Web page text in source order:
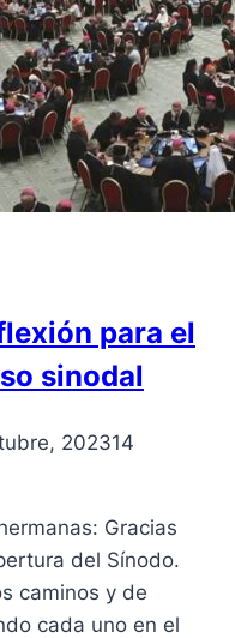
para el
sinodal
202314
Gracias
del Sínodo.
caminos y de
cada uno en el